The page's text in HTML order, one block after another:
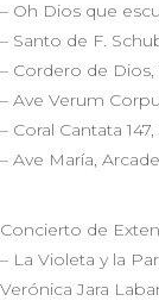
– Oh Dios que
– Santo de F.
– Cordero de
– Ave Verum
– Coral Cantata
– Ave María,
Concierto de
– La Violeta y la
Verónica Jara